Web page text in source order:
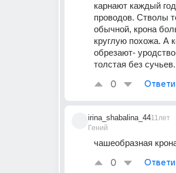
карнают каждый
проводов. Стволы
обычной, крона
круглую похожа. А
обрезают-
толстая без
0
irina_shabalina_44
Гений
11лет
чашеобразная
0